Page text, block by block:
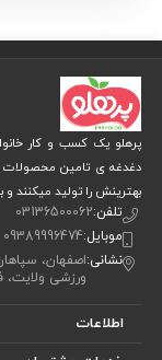
دغدغه ی تامین محصولات
بهترینش را تولید میکنند
تلفن:03136500062
موبایل:09389996474
نشانی:اصفهان،
ورزشی ولایت،
اطلاعات